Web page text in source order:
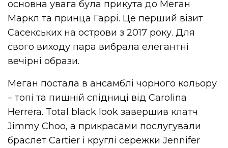
основна увага була прикута до Меган
Маркл та принца Гаррі. Це перший візит
Сасекських на острови з 2017 року. Для
свого виходу пара вибрала елегантні
вечірні образи.
Меган постала в ансамблі чорного кольору
– топі та пишній спідниці від Carolina
Herrera. Total black look завершив клатч
Jimmy Choo, а прикрасами послугували
браслет Cartier і круглі сережки Jennifer